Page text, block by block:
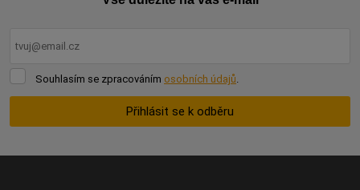
Souhlasím
Souhlasím se zpracováním osobních údajů.
Přihlásit se k odběru